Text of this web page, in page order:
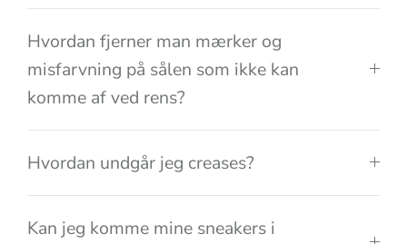
Hvordan fjerner man mærker og
misfarvning på sålen som ikke kan
komme af ved rens?
Hvordan undgår jeg creases?
Kan jeg komme mine sneakers i